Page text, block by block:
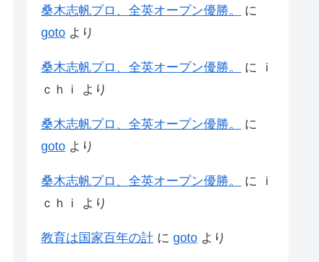
桑木志帆プロ、全英オープン優勝。
に
goto より
桑木志帆プロ、全英オープン優勝。 に
ｉ
ｃｈｉ
より
桑木志帆プロ、全英オープン優勝。
に
goto より
桑木志帆プロ、全英オープン優勝。 に
ｉ
ｃｈｉ
より
教育は国家百年の計 に goto より